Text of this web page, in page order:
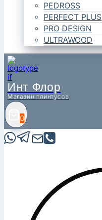
PEDROSS
PERFECT PLUS
PRO DESIGN
ULTRAWOOD
Инт Флор
Магазин плинтусов
0